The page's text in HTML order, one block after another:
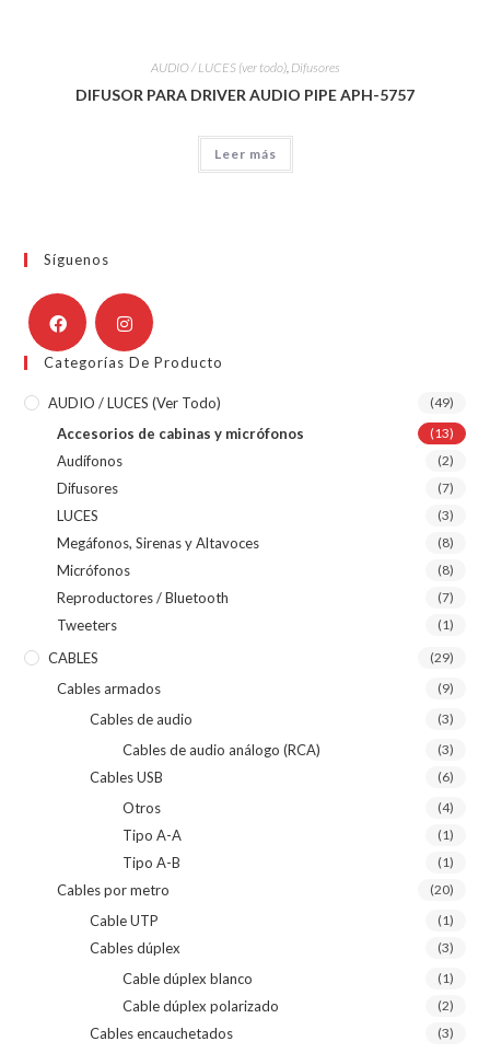
AUDIO / LUCES (ver todo), Difusores
DIFUSOR PARA DRIVER AUDIO PIPE APH-5757
Leer más
Síguenos
Categorías De Producto
AUDIO / LUCES (ver Todo) (49)
Accesorios de cabinas y micrófonos (13)
Audífonos (2)
Difusores (7)
LUCES (3)
Megáfonos, Sirenas y Altavoces (8)
Micrófonos (8)
Reproductores / Bluetooth (7)
Tweeters (1)
CABLES (29)
Cables armados (9)
Cables de audio (3)
Cables de audio análogo (RCA) (3)
Cables USB (6)
Otros (4)
Tipo A-A (1)
Tipo A-B (1)
Cables por metro (20)
Cable UTP (1)
Cables dúplex (3)
Cable dúplex blanco (1)
Cable dúplex polarizado (2)
Cables encauchetados (3)